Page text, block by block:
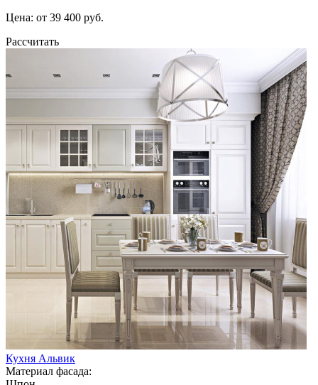
Цена: от 39 400 руб.
Рассчитать
Кухня Альвик
Материал фасада: